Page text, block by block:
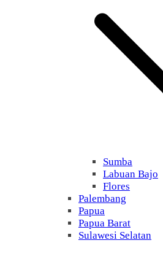
Sumba
Labuan Bajo
Flores
Palembang
Papua
Papua Barat
Sulawesi Selatan